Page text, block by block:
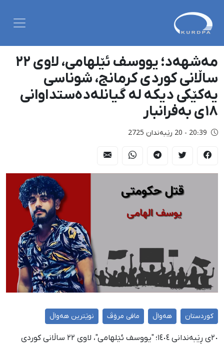
مەشهەد؛ یووسف ئێلهامی، لاوی ٢٢
ساڵانی کوردی کرمانج، شوناسی
یەکێکی دیکە لە گیانلەدەستداوانی
١٨ی بەفرانبار
20:39 - 20 رێبەندان 2725
کوردستان هەواڵ مافی مرۆڤ نوێترین هەواڵ
٢٠ی ڕێبەندانی ١٤٠٤؛ "یووسف ئێلهامی"، لاوی ٢٢ ساڵانی کوردی